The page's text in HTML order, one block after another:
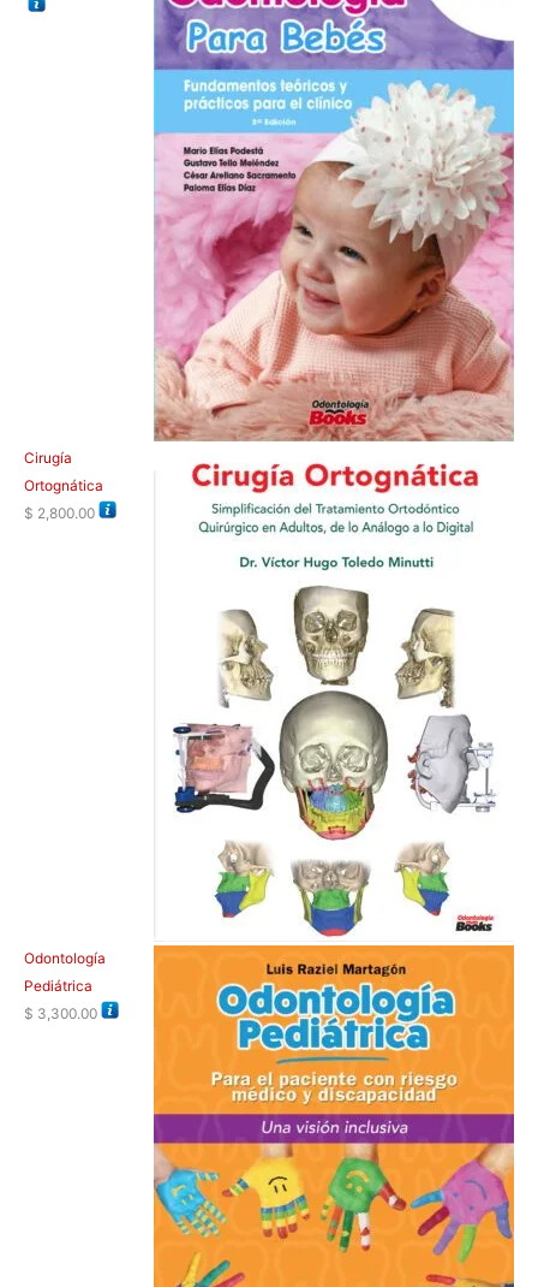
Cirugía
Ortognática
$ 2,800.00
Odontología
Pediátrica
$ 3,300.00